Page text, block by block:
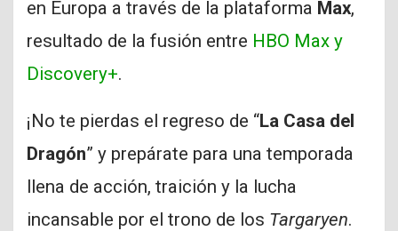
en Europa a través de la plataforma Max,
resultado de la fusión entre HBO Max y
Discovery+.
¡No te pierdas el regreso de “La Casa del
Dragón” y prepárate para una temporada
llena de acción, traición y la lucha
incansable por el trono de los Targaryen.